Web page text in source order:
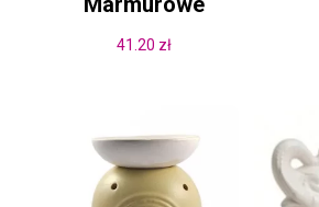
41.20 zł